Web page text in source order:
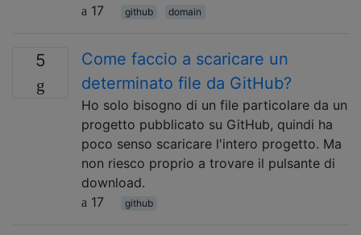
17
github domain
5
Come faccio a scaricare un
determinato file da GitHub?
Ho solo bisogno di un file particolare da un
progetto pubblicato su GitHub, quindi ha
poco senso scaricare l'intero progetto. Ma
non riesco proprio a trovare il pulsante di
download.
17
github